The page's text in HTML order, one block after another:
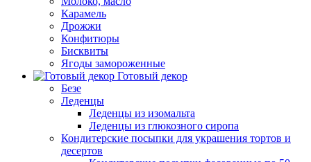
Карамель
Дрожжи
Конфитюры
Бисквиты
Ягоды замороженные
Готовый декор
Безе
Леденцы
Леденцы из изомальта
Леденцы из глюкозного сиропа
Кондитерские посыпки для украшения тортов и
десертов